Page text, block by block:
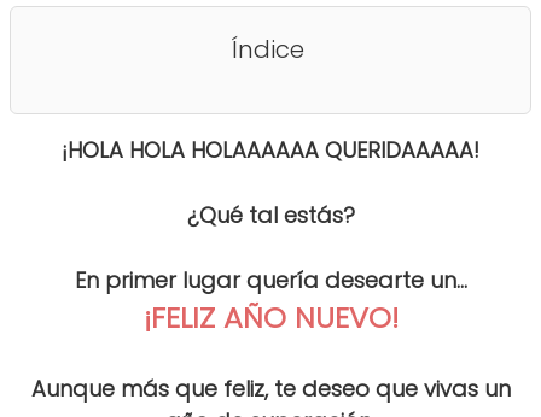
Índice
¡HOLA HOLA HOLAAAAAA QUERIDAAAAA!
¿Qué tal estás?
En primer lugar quería desearte un...
¡FELIZ AÑO NUEVO!
Aunque más que feliz, te deseo que vivas un